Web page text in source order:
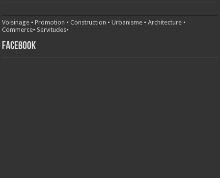
Voisinage •Promotion •Construction •Urbanisme •Architecture •
Commerce• Servitudes•
FACEBOOK